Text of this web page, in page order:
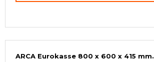
ARCA Eurokasse 800 x 600 x 415 mm.